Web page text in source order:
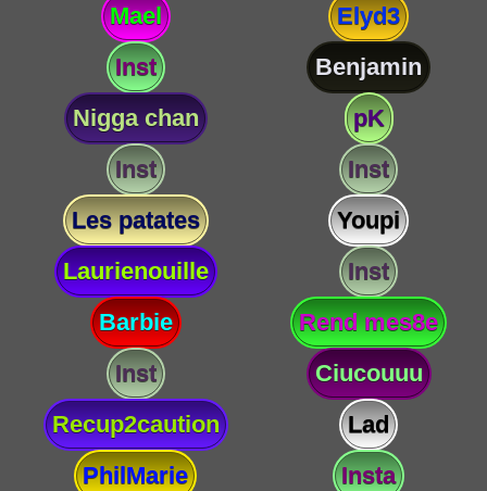
Mael
Elyd3
Inst
Benjamin
Nigga chan
pK
Inst
Inst
Les patates
Youpi
Laurienouille
Inst
Barbie
Rend mes8e
Inst
Ciucouuu
Recup2caution
Lad
PhilMarie
Insta